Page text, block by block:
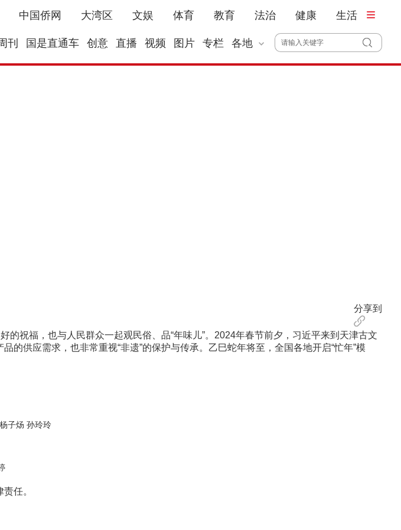
中国侨网 大湾区 文娱 体育 教育 法治 健康 生活
刊 国是直通车 创意 直播 视频 图片 专栏 各地
分享到
祝福，也与人民群众一起观民俗、品“年味儿”。2024年春节前夕，习近平来到天津古文
供应需求，也非常重视“非遗”的保护与传承。乙巳蛇年将至，全国各地开启“忙年”模
子炀 孙玲玲
任。